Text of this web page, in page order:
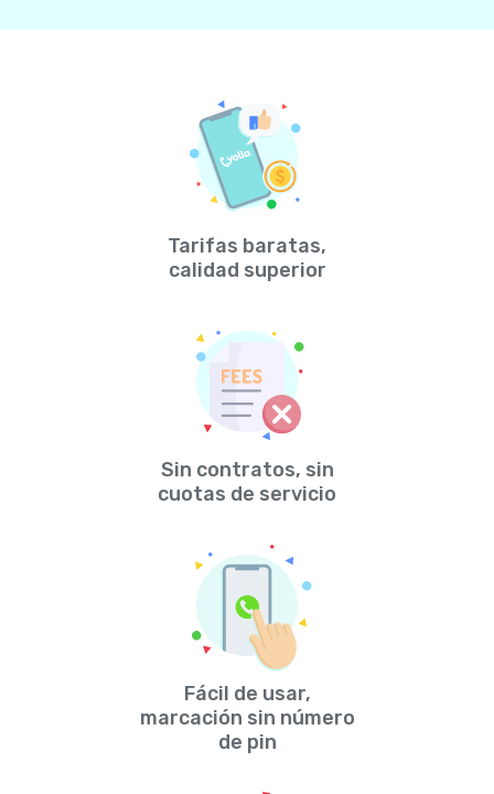
Tarifas baratas,
calidad superior
Sin contratos, sin
cuotas de servicio
Fácil de usar,
marcación sin número
de pin